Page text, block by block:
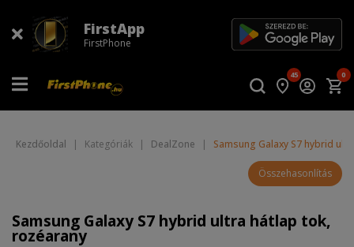
FirstApp
FirstPhone
45 0
Kezdőoldal | Kategóriák | DealZone | Samsung Galaxy S7 hybrid
Összehasonlítás
Samsung Galaxy S7 hybrid ultra hátlap tok,
rozéarany